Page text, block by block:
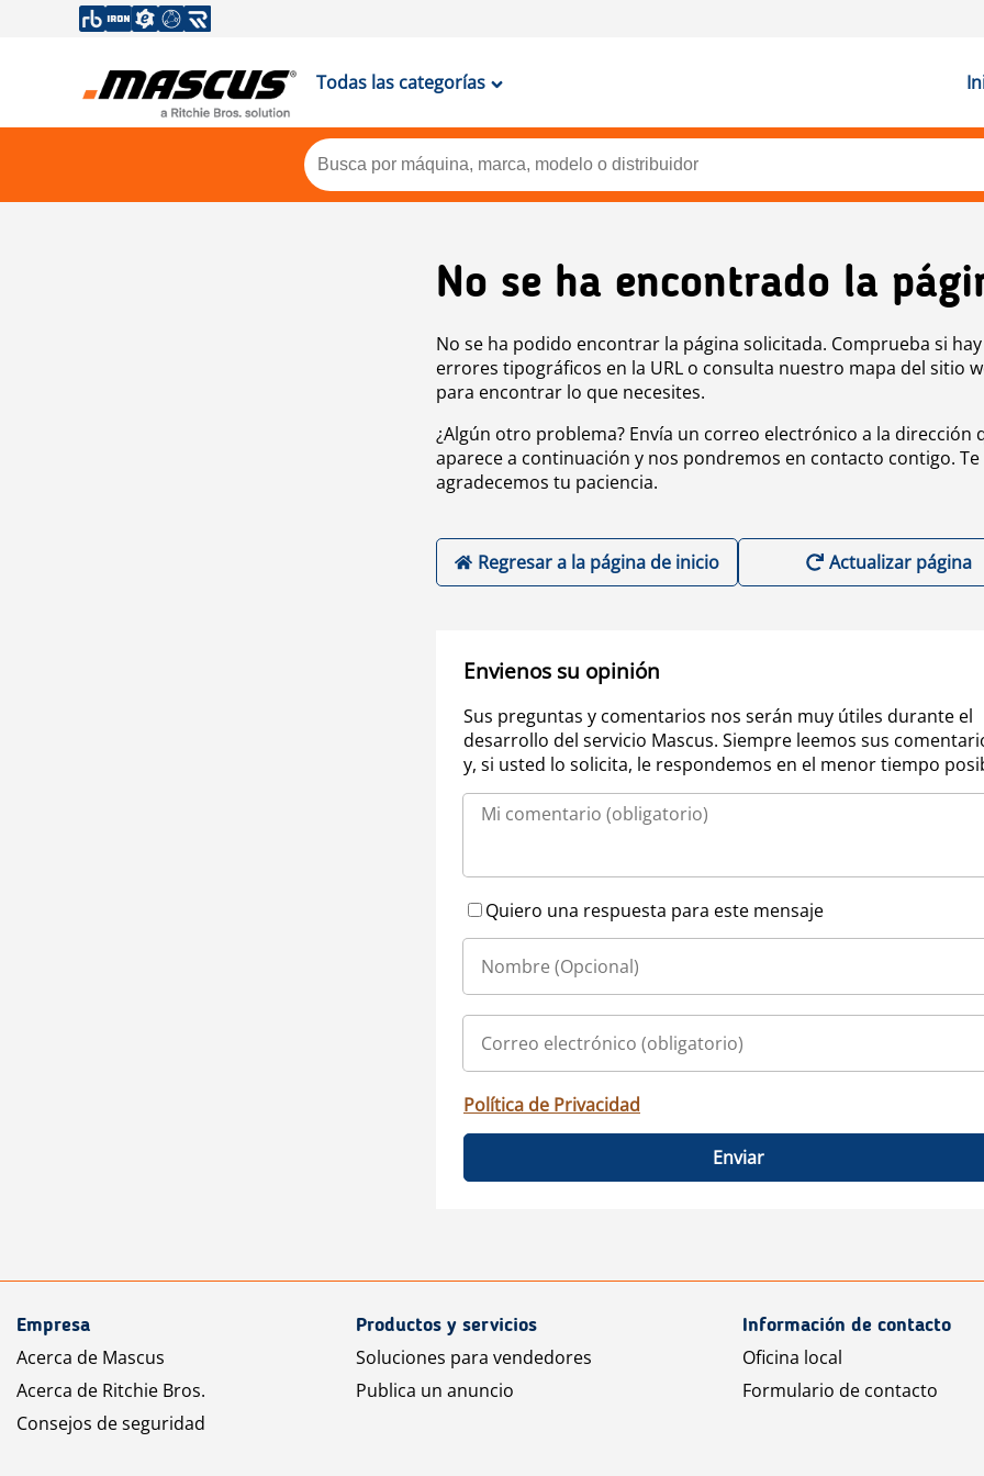
Todas las categorías
No se ha encontrado la
No se ha podido encontrar la página solicitada. Comprueba si hay
errores tipográficos en la URL o consulta nuestro mapa del sitio
para encontrar lo que necesites.
¿Algún otro problema? Envía un correo electrónico a la dirección
aparece a continuación y nos pondremos en contacto contigo. Te
agradecemos tu paciencia.
Regresar a la página de inicio Actualizar página
Envienos su opinión
Sus preguntas y comentarios nos serán muy útiles durante el
desarrollo del servicio Mascus. Siempre leemos sus
y, si usted lo solicita, le respondemos en el menor tiempo
Quiero una respuesta para este mensaje
Política de Privacidad
Enviar
Empresa
Acerca de Mascus
Acerca de Ritchie Bros.
Consejos de seguridad
Productos y servicios
Soluciones para vendedores
Publica un anuncio
Información de contacto
Oficina local
Formulario de contacto